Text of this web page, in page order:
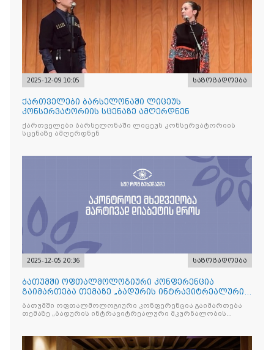
2025-12-09 10:05 საზოგადოება
ქართველები ბარსელონაში ლიცეუს
კონსერვატორიის სცენაზე ამღერდნენ
ქართველები ბარსელონაში ლიცეუს კონსერვატორიის
სცენაზე ამღერდნენ
2025-12-05 20:36 საზოგადოება
ბათუმში ოფთალმოლოგიური კონფერენცია
გაიმართება თემაზე „ბადურის ინტრავიტრეალური
მკურნალობის ოპტიმიზაცი
ბათუმში ოფთალმოლოგიური კონფერენცია გაიმართება
თემაზე „ბადურის ინტრავიტრეალური მკურნალობის